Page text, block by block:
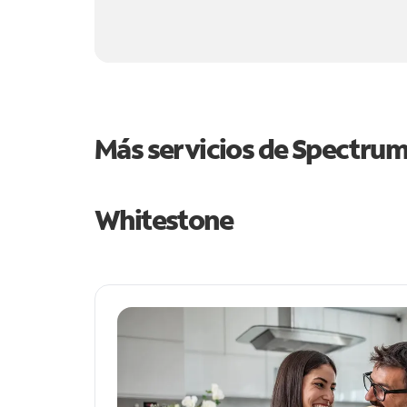
Más servicios de
Whitestone